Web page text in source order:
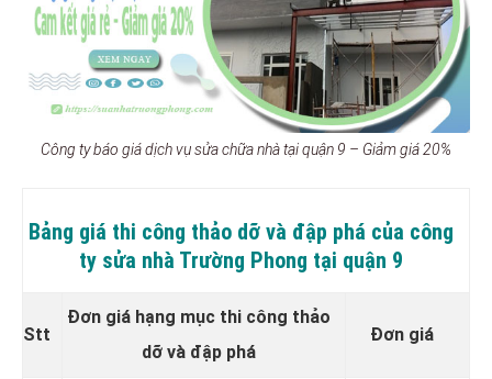
Công ty báo giá dịch vụ sửa chữa nhà tại quận 9 – Giảm giá 20%
Bảng giá thi công thảo dỡ và đập phá của công
ty sửa nhà Trường Phong tại quận 9
Stt
Đơn giá hạng mục thi công thảo
dỡ và đập phá
Đơn giá